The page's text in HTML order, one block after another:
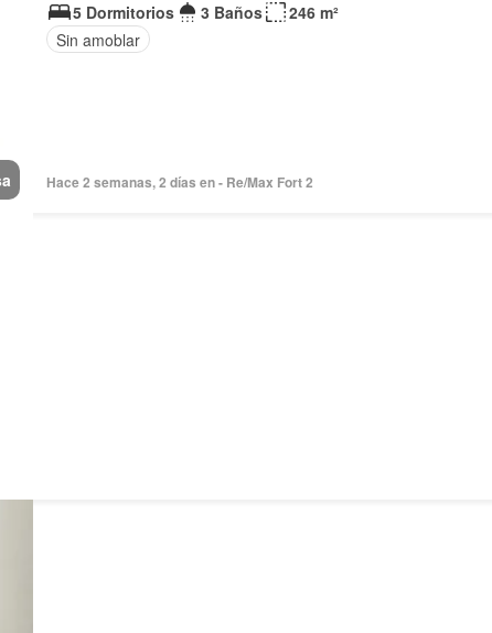
5 Dormitorios
3 Baños
246 m²
Sin amoblar
Hace 2 semanas, 2 días en - Re/Max Fort 2